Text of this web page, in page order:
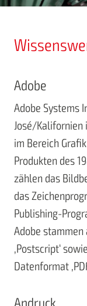
Adobe
Adobe Systems
José/
im Bereich
Produkten des
zählen das
das
Publishing-
Adobe stammen
‚Postscript‘
Datenformat